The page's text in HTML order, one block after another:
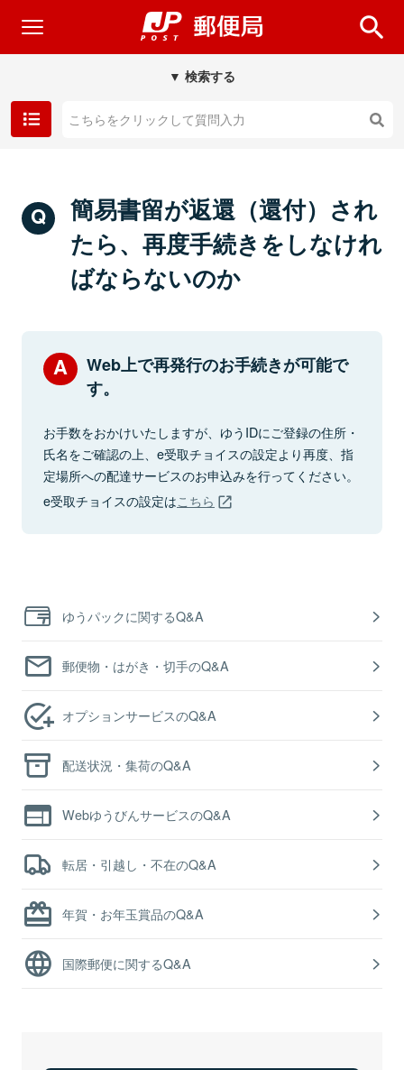
▼ 検索する
簡易書留が返還（還付）され
たら、再度手続きをしなけれ
ばならないのか
Web上で再発行のお手続きが可能で
す。
お手数をおかけいたしますが、ゆうIDにご登録の住所・
氏名をご確認の上、e受取チョイスの設定より再度、指
定場所への配達サービスのお申込みを行ってください。
e受取チョイスの設定はこちら
ゆうパックに関するQ&A
郵便物・はがき・切手のQ&A
オプションサービスのQ&A
配送状況・集荷のQ&A
WebゆうびんサービスのQ&A
転居・引越し・不在のQ&A
年賀・お年玉賞品のQ&A
国際郵便に関するQ&A